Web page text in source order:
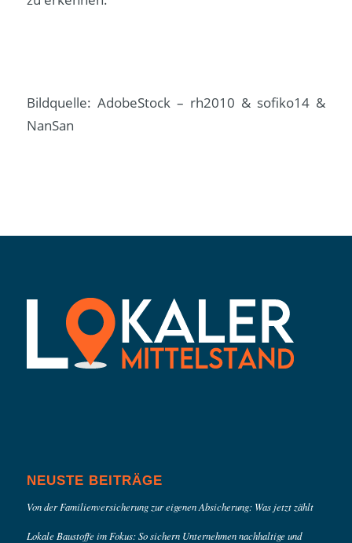
Bildquelle: AdobeStock – rh2010 & sofiko14 &
NanSan
NEUSTE BEITRÄGE
Von der Familienversicherung zur eigenen Absicherung: Was jetzt zählt
Lokale Baustoffe im Fokus: So sichern Unternehmen nachhaltige und